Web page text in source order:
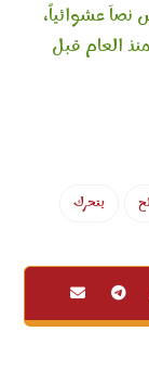
نصاَ عشوائياً،
العام قبل
يتحرك